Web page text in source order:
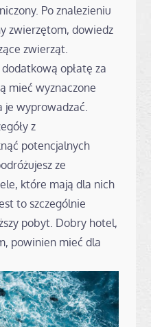
Po znalezieniu
zwierzętom, dowiedz
zwierząt.
opłatę za
mieć wyznaczone
wyprowadzać.
z
potencjalnych
ze
które mają dla nich
to szczególnie
pobyt. Dobry hotel,
powinien mieć dla